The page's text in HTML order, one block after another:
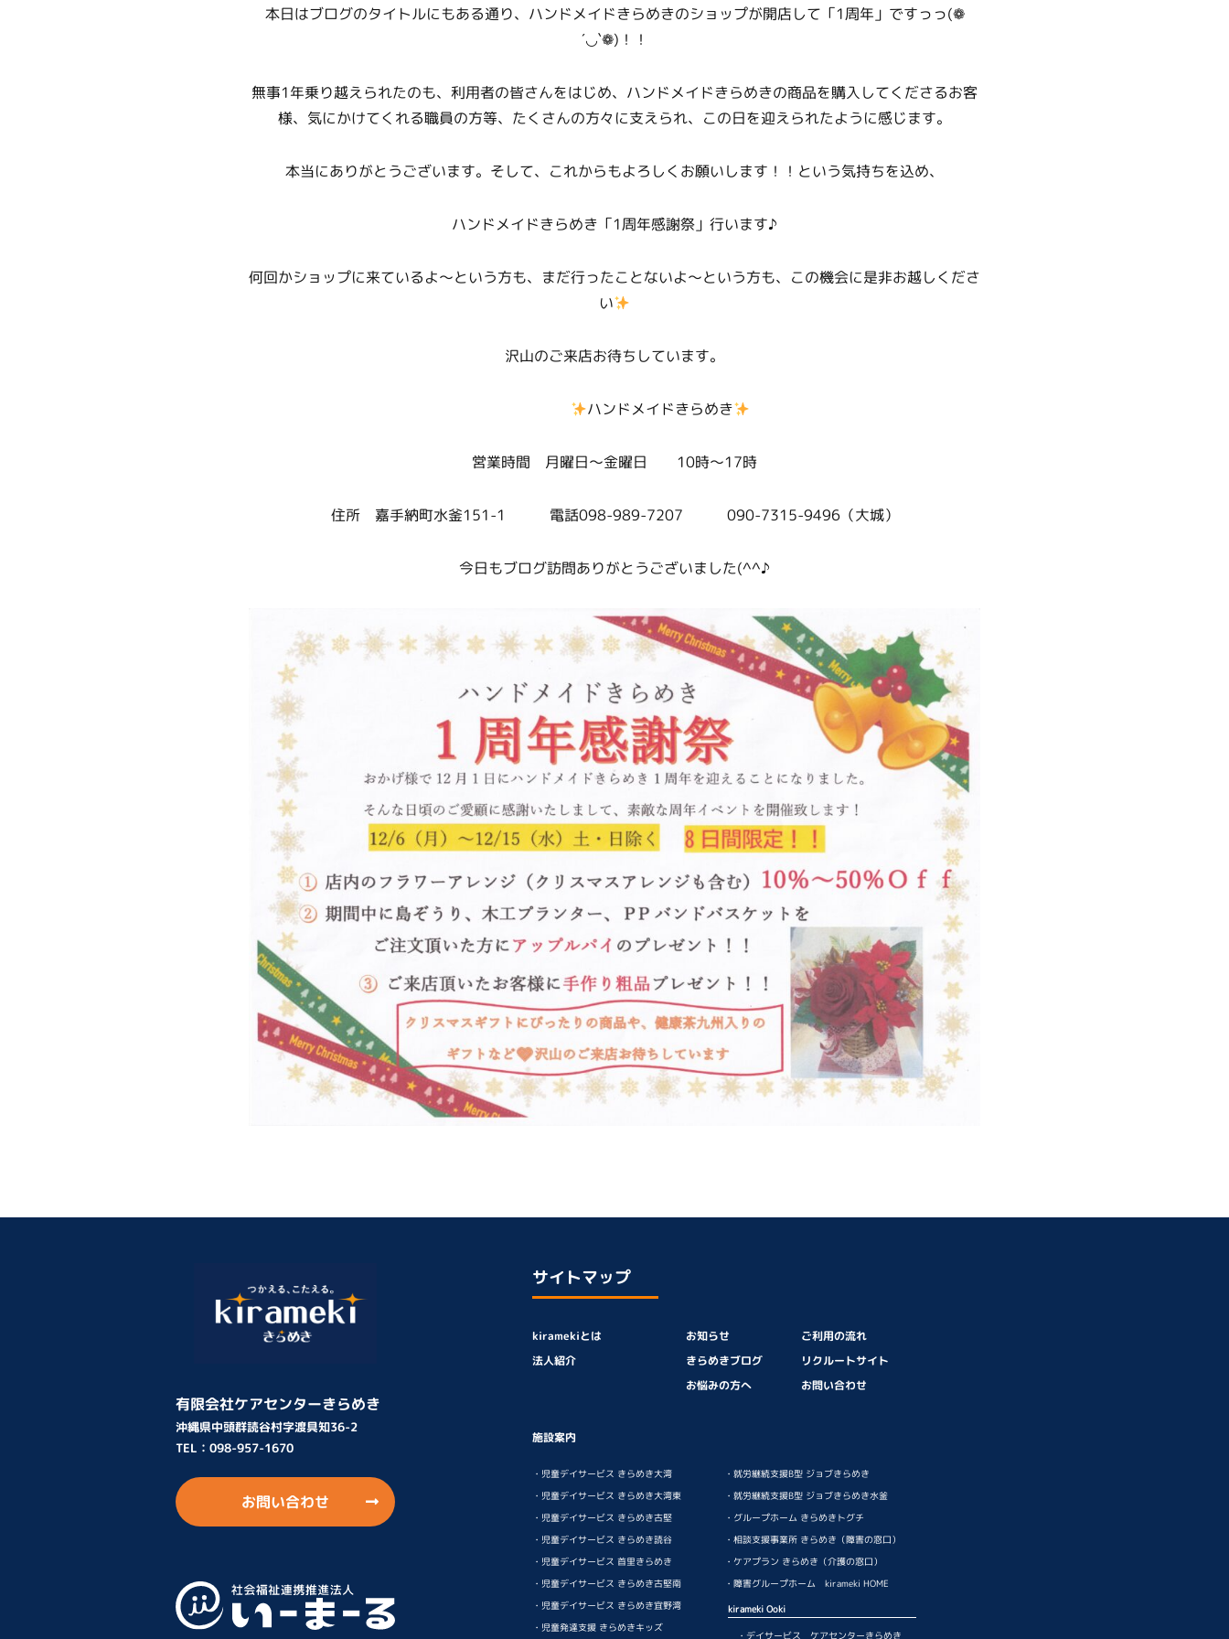
本日はブログのタイトルにもある通り、ハンドメイドきらめきのショップが開店して「1周年」ですっっ(❁
´◡`❁)！！
無事1年乗り越えられたのも、利用者の皆さんをはじめ、ハンドメイドきらめきの商品を購入してくださるお客
様、気にかけてくれる職員の方等、たくさんの方々に支えられ、この日を迎えられたように感じます。
本当にありがとうございます。そして、これからもよろしくお願いします！！という気持ちを込め、
ハンドメイドきらめき「1周年感謝祭」行います♪
何回かショップに来ているよ～という方も、まだ行ったことないよ～という方も、この機会に是非お越しくださ
い
沢山のご来店お待ちしています。
ハンドメイドきらめき
営業時間 月曜日～金曜日 10時～17時
住所 嘉手納町水釜151-1 電話098-989-7207 090-7315-9496（大城）
今日もブログ訪問ありがとうございました(^^♪
有限会社ケアセンターきらめき
沖縄県中頭群読谷村字渡具知36-2
TEL： 098-957-1670
お問い合わせ
サイトマップ
kiramekiとは
法人紹介
お知らせ
ご利用の流れ
きらめきブログ
リクルートサイト
お悩みの方へ
お問い合わせ
施設案内
・児童デイサービス きらめき大湾
・児童デイサービス きらめき大湾東
・児童デイサービス きらめき古堅
・児童デイサービス きらめき読谷
・児童デイサービス 首里きらめき
・児童デイサービス きらめき古堅南
・児童デイサービス きらめき宜野湾
・児童発達支援 きらめきキッズ
・就労継続支援B型 ジョブきらめき
・就労継続支援B型 ジョブきらめき水釜
・グループホーム きらめきトグチ
・相談支援事業所 きらめき（障害の窓口）
・ケアプラン きらめき（介護の窓口）
・障害グループホーム kirameki HOME
kirameki Ooki
・デイサービス ケアセンターきらめき